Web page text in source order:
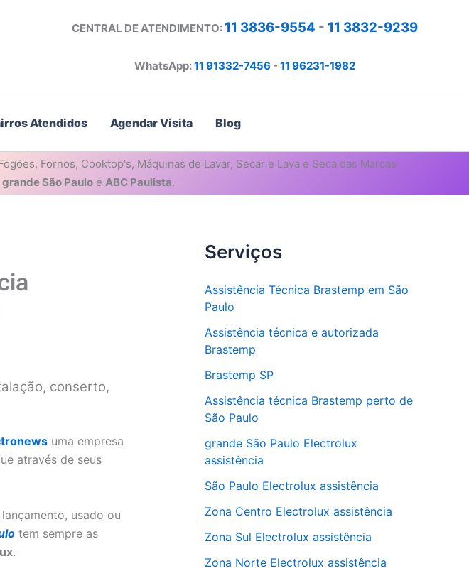
CENTRAL DE ATENDIMENTO: 11 3836-9554 - 11 3832-9239
WhatsApp:11 91332-7456 - 11 96231-1982
Atendidos Agendar Visita Blog
Fornos, Cooktop's, Máquinas de Lavar, Secar e Lava e Seca das Marcas
grande São Pauloe ABC Paulista.
conserto,
uma empresa
através de seus
usado ou
tem sempre as
.
Serviços
Assistência Técnica Brastemp em São
Paulo
Assistência técnica e autorizada
Brastemp
Brastemp SP
Assistência técnica Brastemp perto de
São Paulo
grande São Paulo Electrolux
assistência
São Paulo Electrolux assistência
Zona Centro Electrolux assistência
Zona Sul Electrolux assistência
Zona Norte Electrolux assistência